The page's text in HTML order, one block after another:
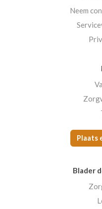
Neem
Plaats
Blader